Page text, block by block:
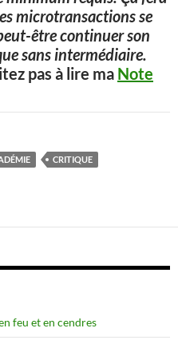
microtransactions se
être continuer son
sans intermédiaire.
pas à lire ma Note
CRITIQUE
feu et en cendres